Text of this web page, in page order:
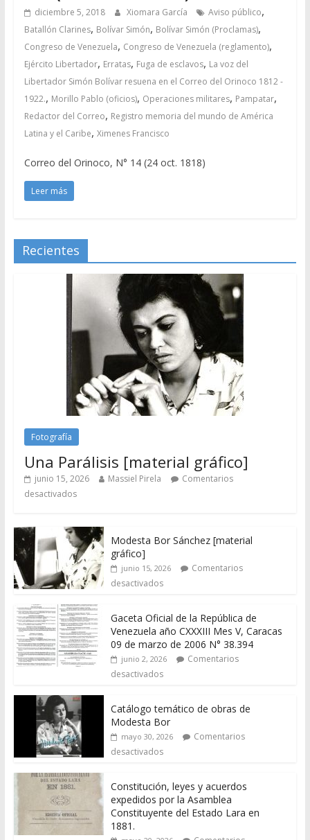
diciembre 5, 2018 Xiomara García Aviso público,
Batallón Clarines, Bolívar Simón, Bolívar Simón (Proclamas),
Congreso de Venezuela, Congreso de Venezuela (reglamento),
Ejército Libertador, Erratas, Fuga de esclavos, La voz del
Libertador Simón Bolívar resuena en el Correo del Orinoco 1812 -
1922., Morillo Pablo (oficios), Operaciones militares, Pampatar,
Redactor del Correo, Registro memoria del mundo de América
Latina y el Caribe, Ximenes Francisco
Correo del Orinoco, N° 14 (24 oct. 1818)
Leer más
Recientes
Fotografía
Una Parálisis [material gráfico]
junio 15, 2026 Massiel Pirela
Comentarios
desactivados
Modesta Bor Sánchez [material
gráfico]
junio 15, 2026
Comentarios
desactivados
Gaceta Oficial de la República de
Venezuela año CXXXIII Mes V, Caracas
09 de marzo de 2006 N° 38.394
junio 2, 2026
Comentarios
desactivados
Catálogo temático de obras de
Modesta Bor
mayo 30, 2026
Comentarios
desactivados
Constitución, leyes y acuerdos
expedidos por la Asamblea
Constituyente del Estado Lara en
1881.